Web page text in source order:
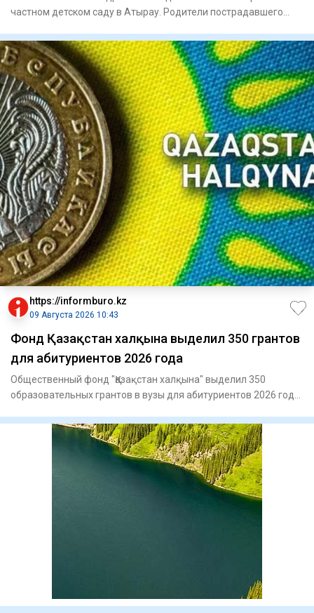
частном детском саду в Атырау. Родители пострадавшего
https://informburo.kz
09 Августа 2026 10:43
Фонд Қазақстан халқына выделил 350 грантов
для абитуриентов 2026 года
Общественный фонд "Қазақстан халқына" выделил 350
образовательных грантов в вузы для абитуриентов 2026 года,